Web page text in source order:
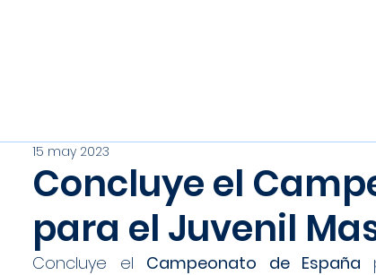
Concluye el
para el Juvenil
15 may 2023
Concluye el Campeonato de España